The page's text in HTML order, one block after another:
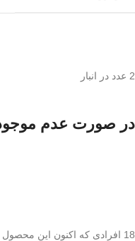
2 عدد در انبار
در صورت عدم
18 افرادی که اکنون این محصول